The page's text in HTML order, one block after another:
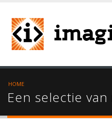
HOME
Een selectie